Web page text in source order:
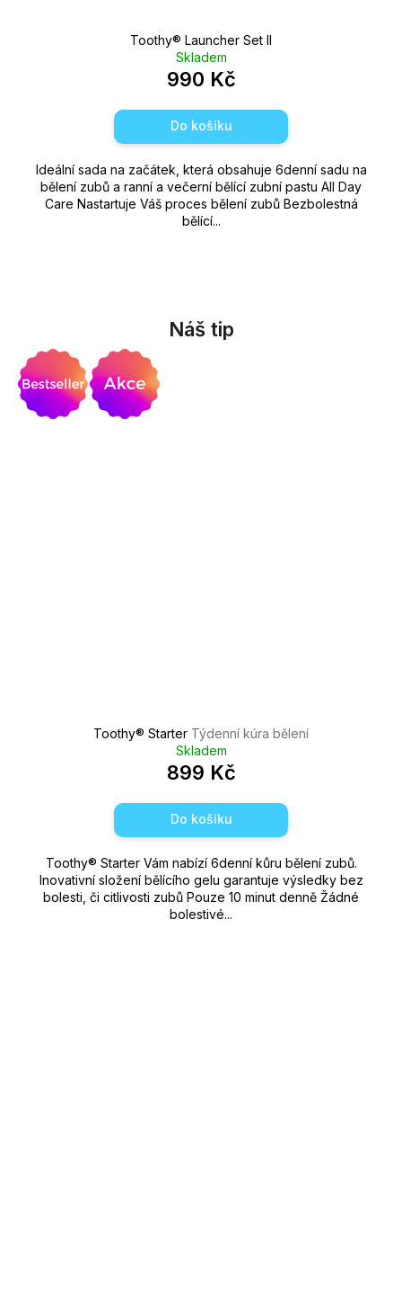
Toothy®️ Launcher Set II
Skladem
990 Kč
Do košíku
Ideální sada na začátek, která obsahuje 6denní sadu na
bělení zubů a ranní a večerní bělící zubní pastu All Day
Care Nastartuje Váš proces bělení zubů Bezbolestná
bělící...
Náš tip
Toothy®️ Starter Týdenní kúra bělení
Skladem
899 Kč
Do košíku
Toothy®️ Starter Vám nabízí 6denní kůru bělení zubů.
Inovativní složení bělícího gelu garantuje výsledky bez
bolesti, či citlivosti zubů Pouze 10 minut denně Žádné
bolestivé...